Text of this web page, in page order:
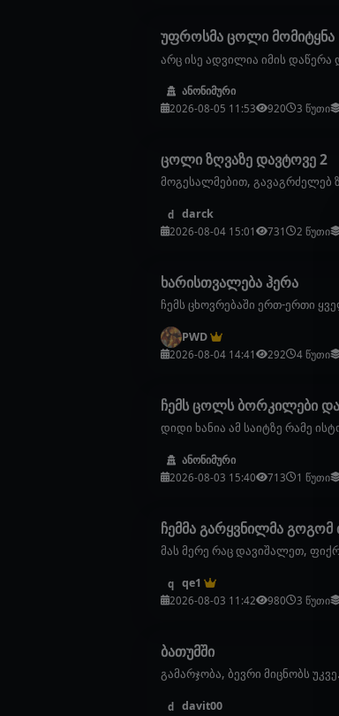
უფროსმა ცოლი მომიტყნა
არც ისე ადვილია იმის
ანონიმური
2026-08-05 11:53 920 3 წუთი
ცოლი ზღვაზე დავტოვე 2
მოგესალმებით, გავაგრძელებ
d darck
2026-08-04 15:01 731 2 წუთი
ხარისთვალება ჰერა
ჩემს ცხოვრებაში ერთ-ერთი
PWD
2026-08-04 14:41 292 4 წუთი
ჩემს ცოლს ბორკილები
დიდი ხანია ამ საიტზე რამე
ანონიმური
2026-08-03 15:40 713 1 წუთი
ჩემმა გარყვნილმა გოგომ
მას მერე რაც დავიშალეთ,
q qe1
2026-08-03 11:42 980 3 წუთი
ბათუმში
გამარჯობა, ბევრი მიცნობს
d davit00